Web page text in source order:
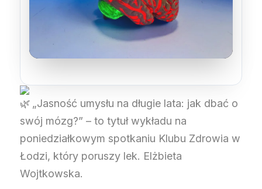
„Jasność umysłu na długie lata: jak dbać o
swój mózg?” – to tytuł wykładu na
poniedziałkowym spotkaniu Klubu Zdrowia w
Łodzi, który poruszy lek. Elżbieta
Wojtkowska.